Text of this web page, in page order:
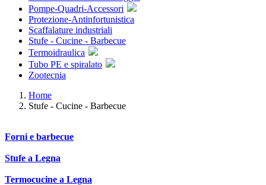
Pompe-Quadri-Accessori
Protezione-Antinfortunistica
Scaffalature industriali
Stufe - Cucine - Barbecue
Termoidraulica
Tubo PE e spiralato
Zootecnia
Home
Stufe - Cucine - Barbecue
Forni e barbecue
Stufe a Legna
Termocucine a Legna